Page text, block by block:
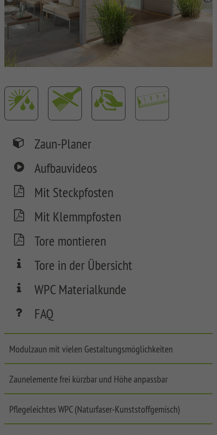
SYSTEM
BOARD
XL
SYSTEM
BOARD
GLAS
SYSTEM
ALU
SYSTEM
PLUS
SYSTEM
RHOMBUS
SYSTEM
FLOW
SYSTEM
WPC
PLATINUM
SYSTEM
PLATINUM
WPC
PLATINUM
SYSTEM
SYSTEM
WPC
LONGLIFE
Garden
Zaun-Planer
Aufbauvideos
Mit Steckpfosten
Mit Klemmpfosten
Tore montieren
Tore in der Übersicht
WPC Materialkunde
FAQ
Modulzaun mit vielen Gestaltungsmöglichkeiten
Zaunelemente frei kürzbar und Höhe anpassbar
Pflegeleichtes WPC (Naturfaser-Kunststoffgemisch)